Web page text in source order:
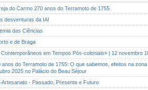
do Carmo 270 anos do Terramoto de 1755
desventuras da IA!
das Ciências
e de Braga
em Tempos Pós-coloniais» | 12 novembro
do Terramoto de 1755: O que sabemos, efeitos na
2025 no Palácio do Beau Séjour
- Passado, Presente e Futuro